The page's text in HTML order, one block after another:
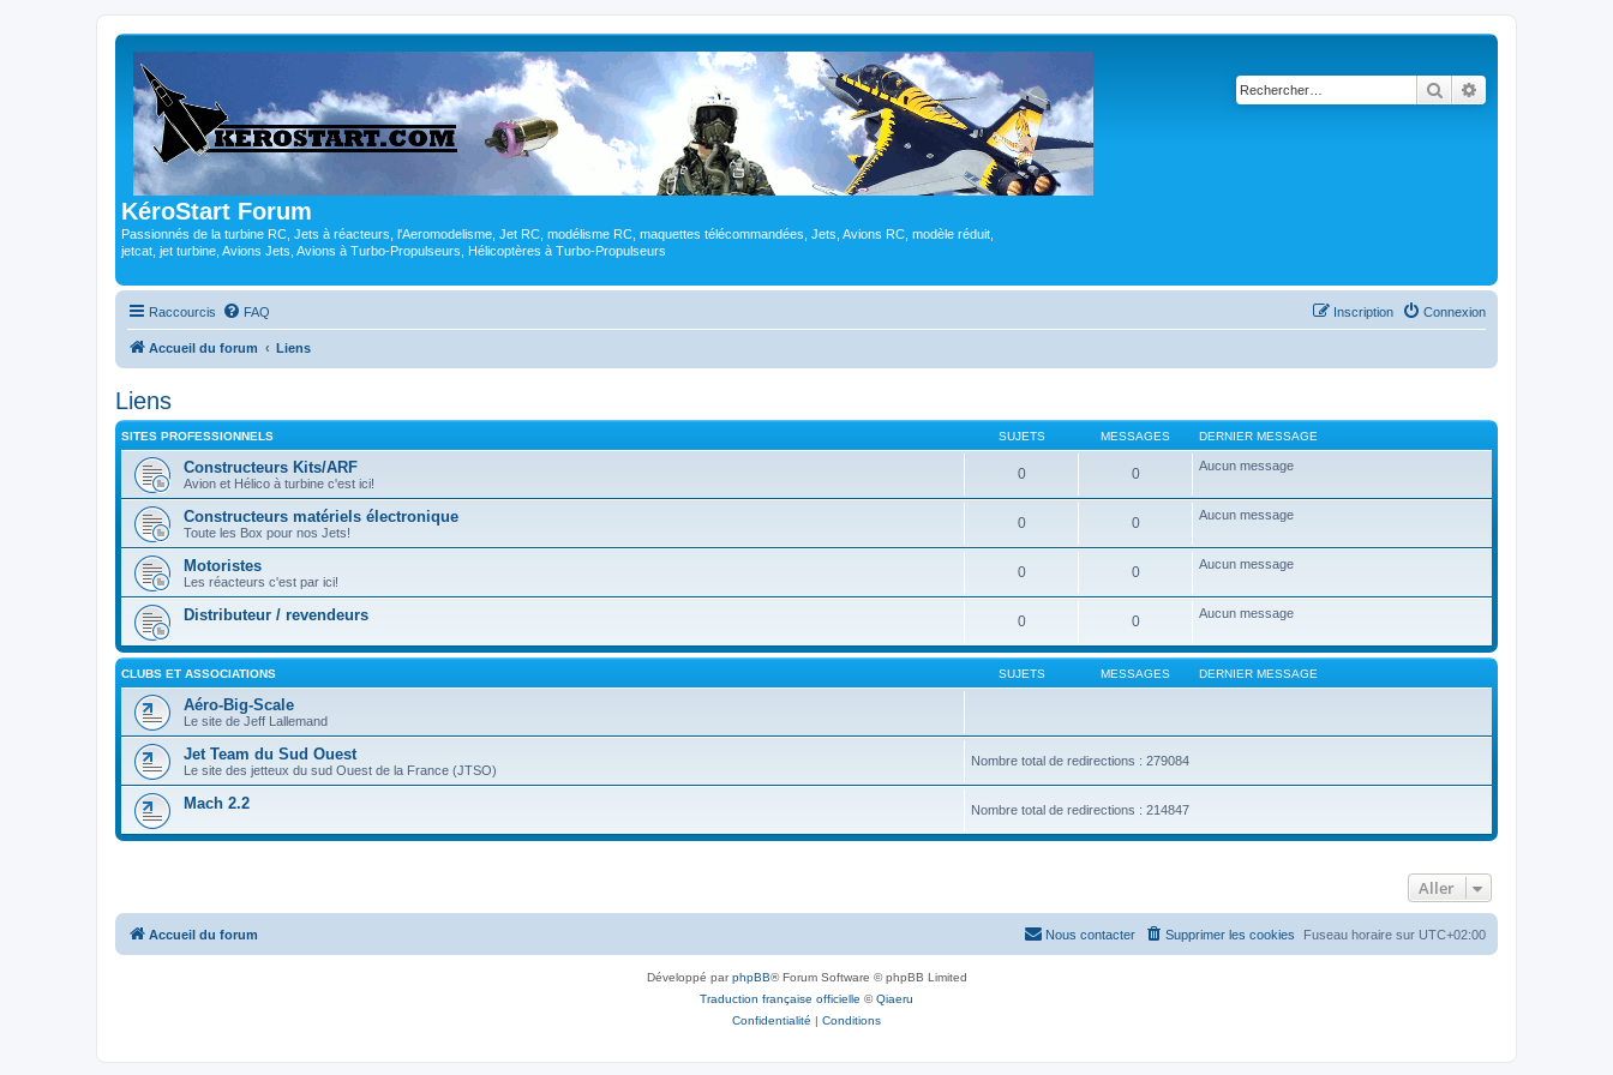
KéroStart Forum
Passionnés de la turbine RC, Jets à réacteurs, l'Aeromodelisme, Jet RC, modélisme RC, maquettes télécommandées, Jets, Avions RC, modèle réduit,
jetcat, jet turbine, Avions Jets, Avions à Turbo-Propulseurs, Hélicoptères à Turbo-Propulseurs
Rechercher
Raccourcis FAQ Connexion
Inscription
Accueil du forum Liens
Liens
SITES PROFESSIONNELS SUJETS MESSAGES DERNIER MESSAGE
Constructeurs Kits/ARF
Avion et Hélico à turbine c'est ici!
0 0 Aucun message
Constructeurs matériels électronique
Toute les Box pour nos Jets!
0 0 Aucun message
Motoristes
Les réacteurs c'est par ici!
0 0 Aucun message
Distributeur / revendeurs 0 0 Aucun message
CLUBS ET ASSOCIATIONS SUJETS MESSAGES DERNIER MESSAGE
Aéro-Big-Scale
Le site de Jeff Lallemand
Jet Team du Sud Ouest
Le site des jetteux du sud Ouest de la France (JTSO)
Nombre total de redirections : 279084
Mach 2.2 Nombre total de redirections : 214847
Aller
Accueil du forum Fuseau horaire sur UTC+02:00
Supprimer les cookies
Nous contacter
Développé parphpBB® Forum Software © phpBB Limited
Traduction française officielle ©Qiaeru
Confidentialité | Conditions